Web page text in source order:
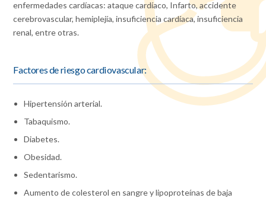
enfermedades cardíacas: ataque cardíaco, Infarto, accidente
cerebrovascular, hemiplejía, insuficiencia cardíaca, insuficiencia
renal, entre otras.
Factores de riesgo cardiovascular:
Hipertensión arterial.
Tabaquismo.
Diabetes.
Obesidad.
Sedentarismo.
Aumento de colesterol en sangre y lipoproteínas de baja